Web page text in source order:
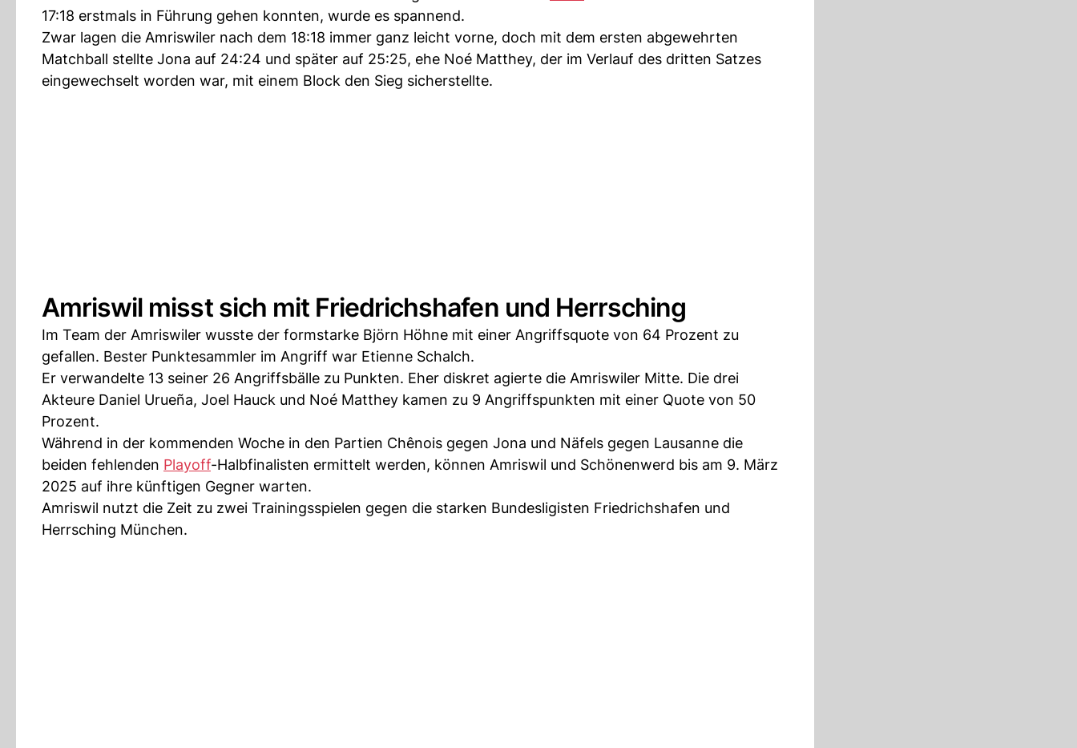
17:18 erstmals in Führung gehen konnten, wurde es spannend.
Zwar lagen die Amriswiler nach dem 18:18 immer ganz leicht vorne, doch mit dem ersten abgewehrten
Matchball stellte Jona auf 24:24 und später auf 25:25, ehe Noé Matthey, der im Verlauf des dritten Satzes
eingewechselt worden war, mit einem Block den Sieg sicherstellte.
Amriswil misst sich mit Friedrichshafen und Herrsching
Im Team der Amriswiler wusste der formstarke Björn Höhne mit einer Angriffsquote von 64 Prozent zu
gefallen. Bester Punktesammler im Angriff war Etienne Schalch.
Er verwandelte 13 seiner 26 Angriffsbälle zu Punkten. Eher diskret agierte die Amriswiler Mitte. Die drei
Akteure Daniel Urueña, Joel Hauck und Noé Matthey kamen zu 9 Angriffspunkten mit einer Quote von 50
Prozent.
Während in der kommenden Woche in den Partien Chênois gegen Jona und Näfels gegen Lausanne die
beiden fehlenden Playoff-Halbfinalisten ermittelt werden, können Amriswil und Schönenwerd bis am 9. März
2025 auf ihre künftigen Gegner warten.
Amriswil nutzt die Zeit zu zwei Trainingsspielen gegen die starken Bundesligisten Friedrichshafen und
Herrsching München.